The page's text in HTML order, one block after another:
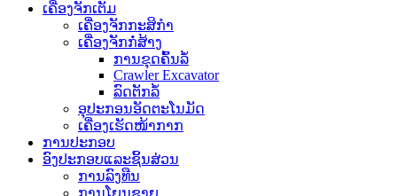
ເຄື່ອງຈັກເຕັມ
ເຄື່ອງຈັກກະສິກໍາ
ເຄື່ອງຈັກກໍ່ສ້າງ
ການ​ຂຸດ​ຄົ້ນ​ລໍ້​
Crawler Excavator
ລົດຕັກລໍ້
ອຸປະກອນອັດຕະໂນມັດ
ເຄື່ອງເຮັດໜ້າກາກ
ການປະກອບ
ອົງປະກອບແລະຊິ້ນສ່ວນ
ການລົງທືນ